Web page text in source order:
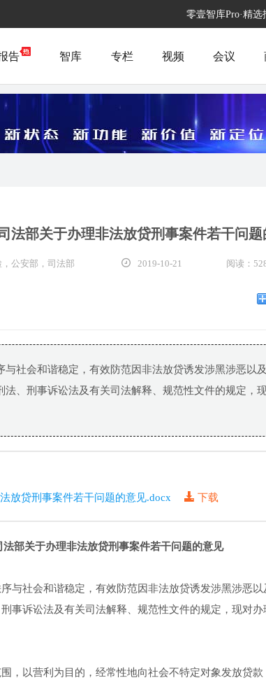
零壹智库Pro·精选
告 智库 专栏 视频 会议
法部关于办理非法放贷刑事案件若干问
公安部，司法部 2019-10-21 阅读：
社会和谐稳定，有效防范因非法放贷诱发涉黑涉恶以
、刑事诉讼法及有关司法解释、规范性文件的规定，
放贷刑事案件若干问题的意见.docx 下载
法部关于办理非法放贷刑事案件若干问题的意见
社会和谐稳定，有效防范因非法放贷诱发涉黑涉恶以
事诉讼法及有关司法解释、规范性文件的规定，现对
以营利为目的，经常性地向社会不特定对象发放贷款